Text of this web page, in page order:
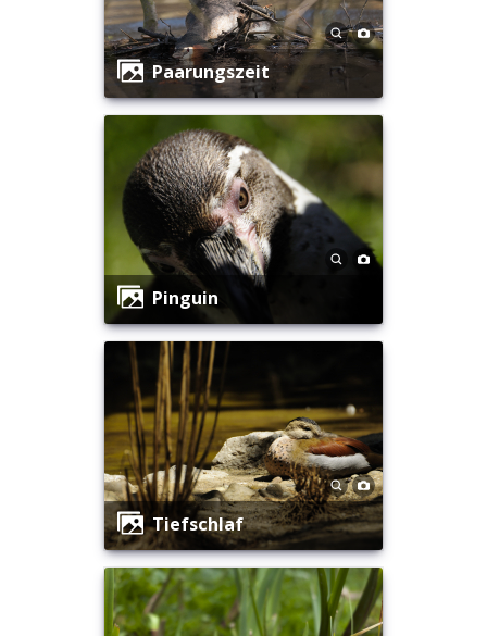
Paarungszeit
Pinguin
Tiefschlaf